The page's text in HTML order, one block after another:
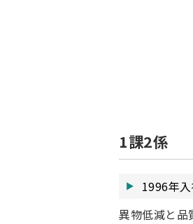
1課2係
1996年
異物低減と品